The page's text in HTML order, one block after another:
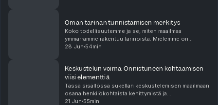
Oman tarinan tunnistamisen merkitys
Koko todellisuutemme ja se, miten maailmaa
ymmärrämme rakentuu tarinoista. Mielemme on
luontaisesti tarinallinen. Tarinat auttavat jäsentämään
28 Jun 54min
Keskustelun voima: Onnistuneen kohtaamisen
viisi elementtiä
Tässä sisällössä sukellan keskustelemisen maailmaan
osana henkilökohtaista kehittymistä ja
kasvua.Keskustellaan ajattelukumppaneiden
21 Jun 55min